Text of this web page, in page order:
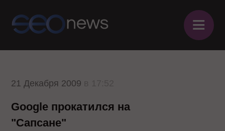
≡
21 Декабря 2009
Google прокатился на
"Сапсане"